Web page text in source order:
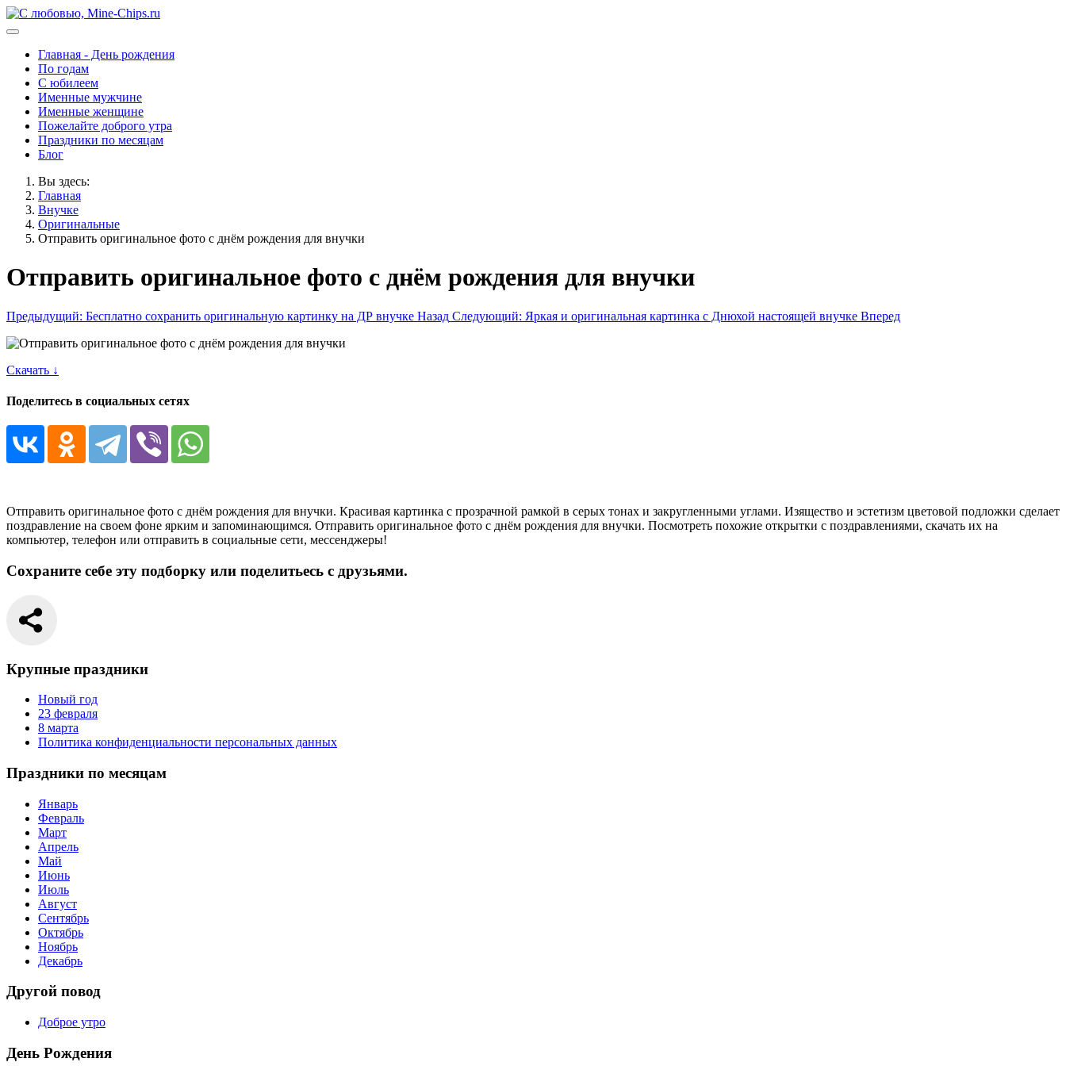
Главная - День рождения
По годам
С юбилеем
Именные мужчине
Именные женщине
Пожелайте доброго утра
Праздники по месяцам
Блог
Вы здесь:
Главная
Внучке
Оригинальные
Отправить оригинальное фото с днём рождения для внучки
Отправить оригинальное фото с днём рождения для внучки
Предыдущий: Бесплатно сохранить оригинальную картинку на ДР внучке Назад Следующий: Яркая и оригинальная картинка с Днюхой настоящей внучке Вперед
Скачать ↓
Поделитесь в социальных сетях
Отправить оригинальное фото с днём рождения для внучки. Красивая картинка с прозрачной рамкой в серых тонах и закругленными углами. Изящество и эстетизм цветовой подложки сделает
поздравление на своем фоне ярким и запоминающимся. Отправить оригинальное фото с днём рождения для внучки. Посмотреть похожие открытки с поздравлениями, скачать их на
компьютер, телефон или отправить в социальные сети, мессенджеры!
Сохраните себе эту подборку или поделитьесь с друзьями.
Крупные праздники
Новый год
23 февраля
8 марта
Политика конфиденциальности персональных данных
Праздники по месяцам
Январь
Февраль
Март
Апрель
Май
Июнь
Июль
Август
Сентябрь
Октябрь
Ноябрь
Декабрь
Другой повод
Доброе утро
День Рождения